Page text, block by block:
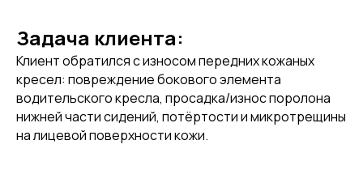
Задача клиента:
Клиент обратился с износом передних кожаных
кресел: повреждение бокового элемента
водительского кресла, просадка/износ поролона
нижней части сидений, потёртости и микротрещины
на лицевой поверхности кожи.